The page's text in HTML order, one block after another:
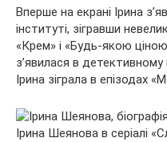
Вперше на екрані Ірина
інституті, зігравши
«Крем» і «Будь-якою
з’явилася в детективному
Ірина зіграла в епізодах
Ірина Шеянова в серіалі